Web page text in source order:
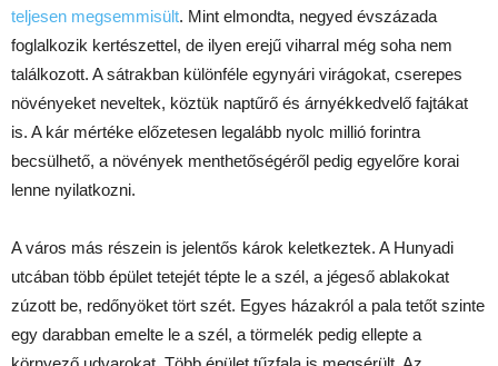
teljesen megsemmisült. Mint elmondta, negyed évszázada
foglalkozik kertészettel, de ilyen erejű viharral még soha nem
találkozott. A sátrakban különféle egynyári virágokat, cserepes
növényeket neveltek, köztük naptűrő és árnyékkedvelő fajtákat
is. A kár mértéke előzetesen legalább nyolc millió forintra
becsülhető, a növények menthetőségéről pedig egyelőre korai
lenne nyilatkozni.
A város más részein is jelentős károk keletkeztek. A Hunyadi
utcában több épület tetejét tépte le a szél, a jégeső ablakokat
zúzott be, redőnyöket tört szét. Egyes házakról a pala tetőt szinte
egy darabban emelte le a szél, a törmelék pedig ellepte a